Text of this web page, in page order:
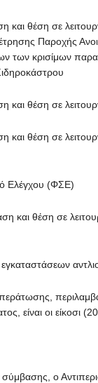
και θέση σε
Παροχής
των κρισίμων
και θέση σε
και θέση σε
Ελέγχου (ΦΣΕ)
και θέση σε
είναι οι είκοσι
ο